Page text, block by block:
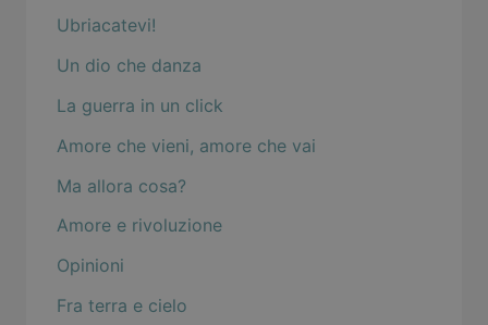
Ubriacatevi!
Un dio che danza
La guerra in un click
Amore che vieni, amore che vai
Ma allora cosa?
Amore e rivoluzione
Opinioni
Fra terra e cielo